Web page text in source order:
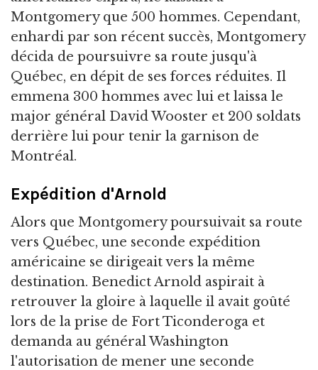
Montgomery que 500 hommes. Cependant,
enhardi par son récent succès, Montgomery
décida de poursuivre sa route jusqu'à
Québec, en dépit de ses forces réduites. Il
emmena 300 hommes avec lui et laissa le
major général David Wooster et 200 soldats
derrière lui pour tenir la garnison de
Montréal.
Expédition d'Arnold
Alors que Montgomery poursuivait sa route
vers Québec, une seconde expédition
américaine se dirigeait vers la même
destination. Benedict Arnold aspirait à
retrouver la gloire à laquelle il avait goûté
lors de la prise de Fort Ticonderoga et
demanda au général Washington
l'autorisation de mener une seconde